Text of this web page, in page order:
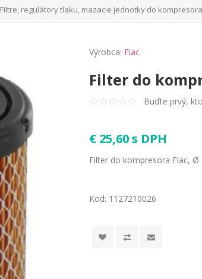
Filtre, regulátory tlaku, mazacie jednotky do kompresora
Výrobca: Fiac
Filter do
Buďte prvý,
€ 25,60 s DPH
Filter do kompresora Fiac,
Kod: 1127210026